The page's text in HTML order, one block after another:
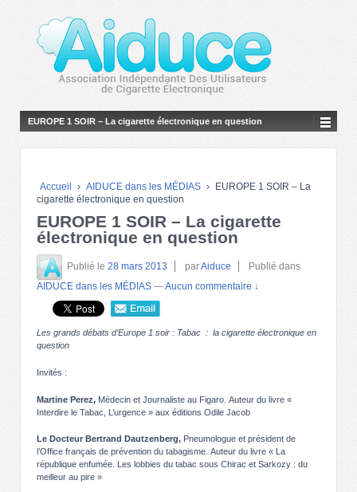
EUROPE 1 SOIR – La cigarette électronique en question
Accueil › AIDUCE dans les MÉDIAS ›
EUROPE 1 SOIR – La
cigarette électronique en question
EUROPE 1 SOIR – La cigarette
électronique en question
Publié le 28 mars 2013 parAiduce
Publié dans
AIDUCE dans les MÉDIAS —Aucun commentaire ↓
Les grands débats d’Europe 1 soir : Tabac : la cigarette électronique en
question
Invités :
Martine Perez, Médecin et Journaliste au Figaro. Auteur du livre «
Interdire le Tabac, L’urgence » aux éditions Odile Jacob
Le Docteur Bertrand Dautzenberg, Pneumologue et président de
l’Office français de prévention du tabagisme. Auteur du livre « La
république enfumée. Les lobbies du tabac sous Chirac et Sarkozy : du
meilleur au pire »